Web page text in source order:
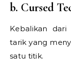
b. Cursed
Kebalikan dari
tarik yang
satu titik.